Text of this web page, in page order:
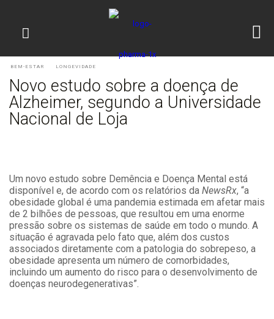
BEM-ESTAR LONGEVIDADE
Novo estudo sobre a doença de
Alzheimer, segundo a Universidade
Nacional de Loja
Um novo estudo sobre Demência e Doença Mental está
disponível e, de acordo com os relatórios da NewsRx, “a
obesidade global é uma pandemia estimada em afetar mais
de 2 bilhões de pessoas, que resultou em uma enorme
pressão sobre os sistemas de saúde em todo o mundo. A
situação é agravada pelo fato que, além dos custos
associados diretamente com a patologia do sobrepeso, a
obesidade apresenta um número de comorbidades,
incluindo um aumento do risco para o desenvolvimento de
doenças neurodegenerativas”.